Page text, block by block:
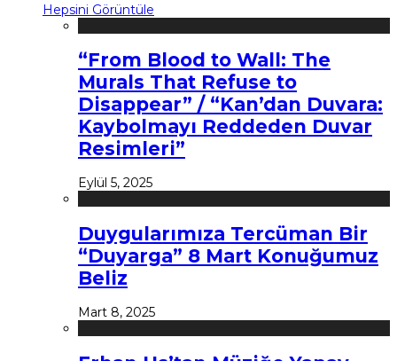
Hepsini Görüntüle
“From Blood to Wall: The
Murals That Refuse to
Disappear” / “Kan’dan Duvara:
Kaybolmayı Reddeden Duvar
Resimleri”
Eylül 5, 2025
Duygularımıza Tercüman Bir
“Duyarga” 8 Mart Konuğumuz
Beliz
Mart 8, 2025